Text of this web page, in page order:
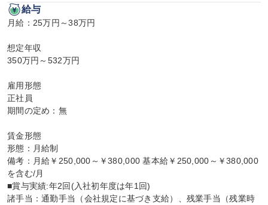
給与
月給：25万円～38万円
想定年収
350万円～532万円
雇用形態
正社員
期間の定め：無
賃金形態
形態：月給制
備考：月給￥250,000～￥380,000 基本給￥250,000～￥380,000
を含む/月
■賞与実績:年2回(入社初年度は年1回)
諸手当：通勤手当（会社規定に基づき支給）、残業手当（残業時